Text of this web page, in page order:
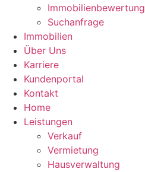
Immobilienbewertung
Suchanfrage
Immobilien
Über Uns
Karriere
Kundenportal
Kontakt
Home
Leistungen
Verkauf
Vermietung
Hausverwaltung